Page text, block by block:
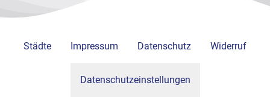
Städte Impressum Datenschutz Widerruf
Datenschutzeinstellungen